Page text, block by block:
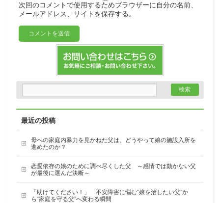
次回のコメントで使用するためブラウザーに自分の名前、
メールアドレス、サイトを保存する。
最近の投稿
母への家庭内暴力を見かねた父は、どうやって娘の施設入所を
進めたのか？
恋愛依存の娘のために調べ尽くした父 ～感情では動かない父
が最後に選んだ決断～
「助けてください！」 不安障害に悩む“娘を治したい父”か
ら“家庭を守る父”へ変わる瞬間